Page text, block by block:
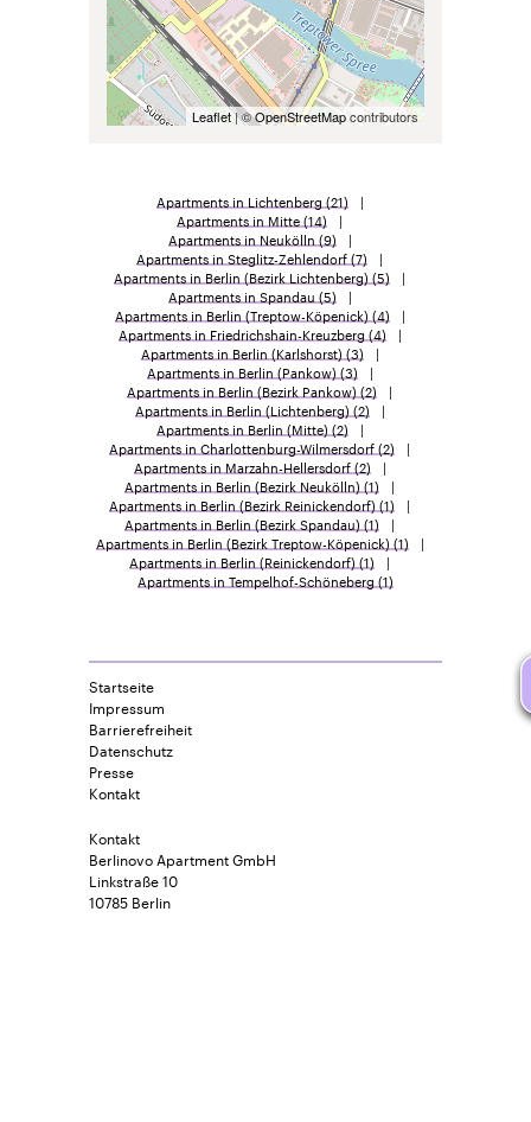
Leaflet| ©OpenStreetMapcontributors
Apartments in Lichtenberg (21)
Apartments in Mitte(14)
Apartments in Neukölln (9)
Apartments in Steglitz-Zehlendorf(7)
Apartments in Berlin (Bezirk Lichtenberg) (5)
Apartments in Spandau (5)
Apartments in Berlin (Treptow-Köpenick) (4)
Apartments in Friedrichshain-Kreuzberg (4)
Apartments in Berlin (Karlshorst) (3)
Apartments in Berlin (Pankow) (3)
Apartments in Berlin (Bezirk Pankow) (2)
Apartments in Berlin (Lichtenberg) (2)
Apartments in Berlin (Mitte) (2)
Apartments in Charlottenburg-Wilmersdorf(2)
Apartments in Marzahn-Hellersdorf(2)
Apartments in Berlin (Bezirk Neukölln) (1)
Apartments in Berlin (Bezirk Reinickendorf) (1)
Apartments in Berlin (Bezirk Spandau) (1)
Apartments in Berlin (Bezirk Treptow-Köpenick) (1)
Apartments in Berlin (Reinickendorf) (1)
Apartments in Tempelhof-Schöneberg (1)
Startseite
Impressum
Barrierefreiheit
Datenschutz
Presse
Kontakt
Kontakt
Berlinovo Apartment GmbH
Linkstraße 10
10785 Berlin